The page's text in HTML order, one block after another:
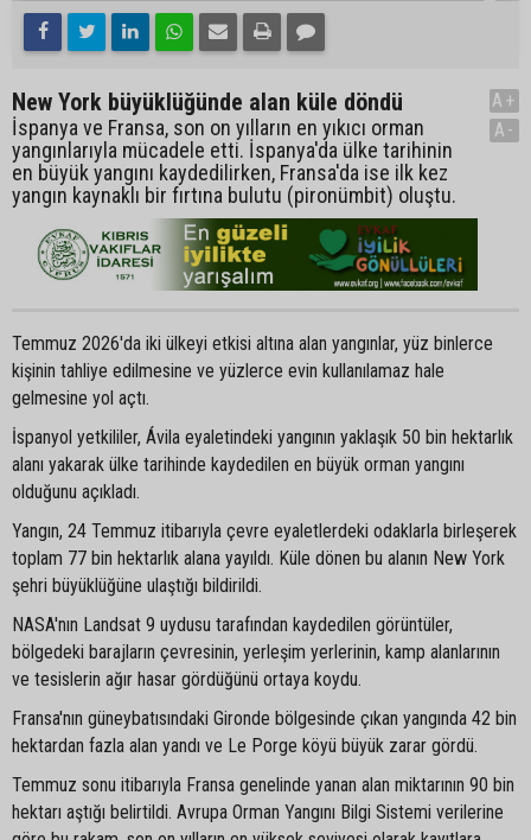
New York büyüklüğünde alan küle döndü
İspanya ve Fransa, son on yılların en yıkıcı orman
yangınlarıyla mücadele etti. İspanya'da ülke tarihinin
en büyük yangını kaydedilirken, Fransa'da ise ilk kez
yangın kaynaklı bir fırtına bulutu (pironümbit) oluştu.
A+
A-
Temmuz 2026'da iki ülkeyi etkisi altına alan yangınlar, yüz binlerce
kişinin tahliye edilmesine ve yüzlerce evin kullanılamaz hale
gelmesine yol açtı.
İspanyol yetkililer, Ávila eyaletindeki yangının yaklaşık 50 bin hektarlık
alanı yakarak ülke tarihinde kaydedilen en büyük orman yangını
olduğunu açıkladı.
Yangın, 24 Temmuz itibarıyla çevre eyaletlerdeki odaklarla birleşerek
toplam 77 bin hektarlık alana yayıldı. Küle dönen bu alanın New York
şehri büyüklüğüne ulaştığı bildirildi.
NASA'nın Landsat 9 uydusu tarafından kaydedilen görüntüler,
bölgedeki barajların çevresinin, yerleşim yerlerinin, kamp alanlarının
ve tesislerin ağır hasar gördüğünü ortaya koydu.
Fransa'nın güneybatısındaki Gironde bölgesinde çıkan yangında 42 bin
hektardan fazla alan yandı ve Le Porge köyü büyük zarar gördü.
Temmuz sonu itibarıyla Fransa genelinde yanan alan miktarının 90 bin
hektarı aştığı belirtildi. Avrupa Orman Yangını Bilgi Sistemi verilerine